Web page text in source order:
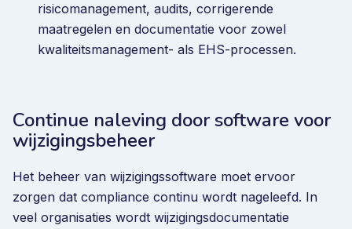
risicomanagement, audits, corrigerende
maatregelen en documentatie voor zowel
kwaliteitsmanagement- als EHS-processen.
Continue naleving door software voor
wijzigingsbeheer
Het beheer van wijzigingssoftware moet ervoor
zorgen dat compliance continu wordt nageleefd. In
veel organisaties wordt wijzigingsdocumentatie